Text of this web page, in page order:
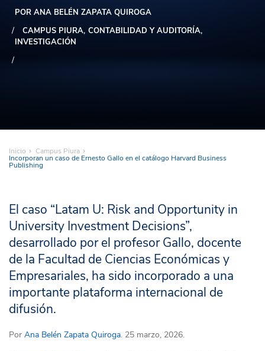
POR ANA BELÉN ZAPATA QUIROGA
CAMPUS PIURA CONTABILIDAD Y AUDITORÍA
INVESTIGACIÓN
Inicio Campus Piura
Incorporan un caso de Ernesto Gallo en el catálogo Harvard Business
Publishing
El caso “Latam U: Risk and Opportunity in
University Investment Decisions”,
desarrollado por el profesor Gallo, docente
de la Facultad de Ciencias Económicas y
Empresariales, ha sido incorporado a una
importante plataforma internacional de
difusión.
Por Ana Belén Zapata Quiroga. 25 marzo, 2026.